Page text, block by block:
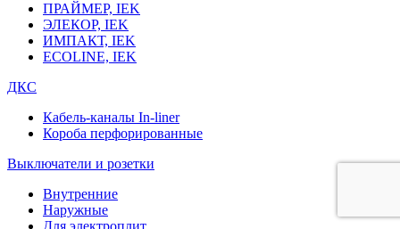
ПРАЙМЕР, IEK
ЭЛЕКОР, IEK
ИМПАКТ, IEK
ECOLINE, IEK
ДКС
Кабель-каналы In-liner
Короба перфорированные
Выключатели и розетки
Внутренние
Наружные
Для электроплит